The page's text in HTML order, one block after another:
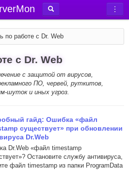
по работе с Dr. Web
с Dr. Web
с защитой от вирусов,
ПО, червей, руткитов,
шуток и иных угроз.
гайд: Ошибка «файл
существует» при обновлении
Dr.Web
Dr.Web «файл timestamp
Остановите службу антивируса,
файл timestamp из папки ProgramData